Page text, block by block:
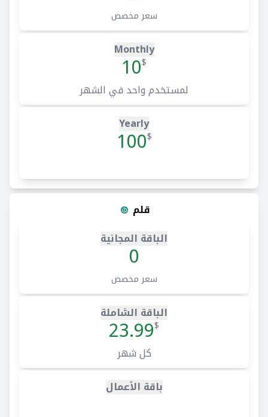
سعر مخصص
Monthly
$
10
لمستخدم واحد في الشهر
Yearly
$
100
قلم
الباقة المجانية
0
سعر مخصص
الباقة الشاملة
$
23.99
كل شهر
باقة الأعمال